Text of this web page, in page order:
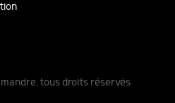
tous droits réservés